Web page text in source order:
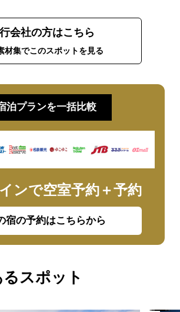
会社の方はこちら
材集でこのスポットを見る
泊プランを一括比較
ンで空室予約＋予約
宿の予約はこちらから
スポット